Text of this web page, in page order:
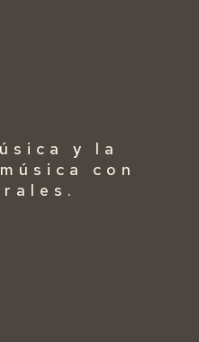
y la
con